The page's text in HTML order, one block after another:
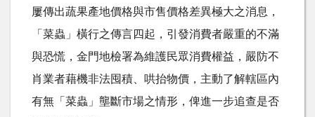
屢傳出蔬果產地價格與市售價格差異極大之消息，
「菜蟲」橫行之傳言四起，引發消費者嚴重的不滿
與恐慌，金門地檢署為維護民眾消費權益，嚴防不
肖業者藉機非法囤積、哄抬物價，主動了解轄區內
有無「菜蟲」壟斷市場之情形，俾進一步追查是否